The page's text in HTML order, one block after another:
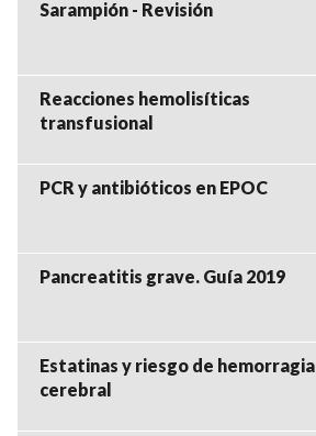
Sarampión - Revisión
Reacciones hemolisíticas
transfusional
PCR y antibióticos en EPOC
Pancreatitis grave. Guía 2019
Estatinas y riesgo de hemorragia
cerebral